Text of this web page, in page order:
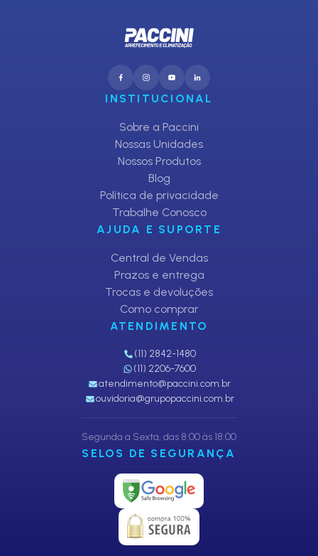
INSTITUCIONAL
Sobre a Paccini
Nossas Unidades
Nossos Produtos
Blog
Política de privacidade
Trabalhe Conosco
AJUDA E SUPORTE
Central de Vendas
Prazos e entrega
Trocas e devoluções
Como comprar
ATENDIMENTO
(11) 2842-1480
(11) 2206-7600
atendimento@paccini.com.br
ouvidoria@grupopaccini.com.br
Segunda a Sexta, das 8:00 às 18:00
SELOS DE SEGURANÇA